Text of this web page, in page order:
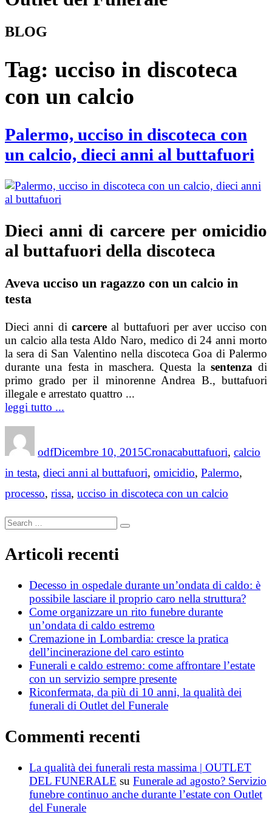
BLOG
Tag: ucciso in discoteca
con un calcio
Palermo, ucciso in discoteca con
un calcio, dieci anni al buttafuori
Dieci anni di carcere per omicidio
al buttafuori della discoteca
Aveva ucciso un ragazzo con un calcio in
testa
Dieci anni di carcere al buttafuori per aver ucciso con
un calcio alla testa Aldo Naro, medico di 24 anni morto
la sera di San Valentino nella discoteca Goa di Palermo
durante una festa in maschera. Questa la sentenzadi
primo grado per il minorenne Andrea B., buttafuori
illegale e arrestato quattro ...
leggi tutto ...
odf
on
Dicembre 10, 2015Cronacabuttafuori, calcio
in testa, dieci anni al buttafuori, omicidio, Palermo,
processo, rissa, ucciso in discoteca con un calcio
Search
Search
Articoli recenti
Decesso in ospedale durante un’ondata di caldo: è
possibile lasciare il proprio caro nella struttura?
Come organizzare un rito funebre durante
un’ondata di caldo estremo
Cremazione in Lombardia: cresce la pratica
dell’incinerazione del caro estinto
Funerali e caldo estremo: come affrontare l’estate
con un servizio sempre presente
Riconfermata, da più di 10 anni, la qualità dei
funerali di Outlet del Funerale
Commenti recenti
La qualità dei funerali resta massima | OUTLET
DEL FUNERALE su Funerale ad agosto? Servizio
funebre continuo anche durante l’estate con Outlet
del Funerale